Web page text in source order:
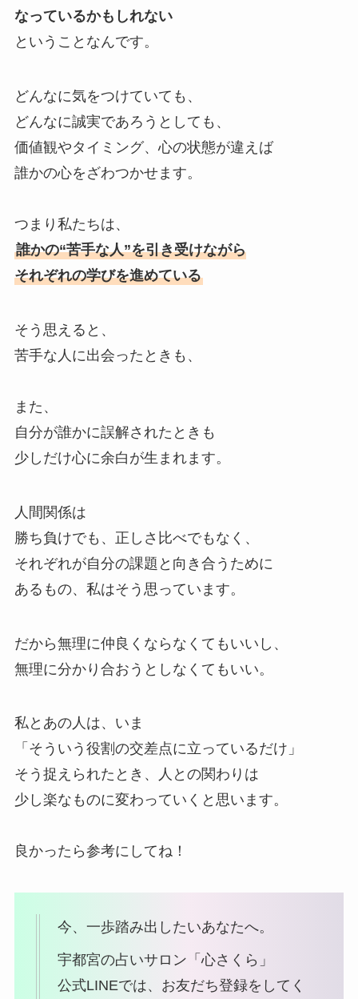
なっているかもしれない
ということなんです。
どんなに気をつけていても、
どんなに誠実であろうとしても、
価値観やタイミング、心の状態が違えば
誰かの心をざわつかせます。
つまり私たちは、
誰かの“苦手な人”を引き受けながら
それぞれの学びを進めている
そう思えると、
苦手な人に出会ったときも、
また、
自分が誰かに誤解されたときも
少しだけ心に余白が生まれます。
人間関係は
勝ち負けでも、正しさ比べでもなく、
それぞれが自分の課題と向き合うために
あるもの、私はそう思っています。
だから無理に仲良くならなくてもいいし、
無理に分かり合おうとしなくてもいい。
私とあの人は、いま
「そういう役割の交差点に立っているだけ」
そう捉えられたとき、人との関わりは
少し楽なものに変わっていくと思います。
良かったら参考にしてね！
今、一歩踏み出したいあなたへ。
宇都宮の占いサロン「心さくら」
公式LINEでは、お友だち登録をしてく